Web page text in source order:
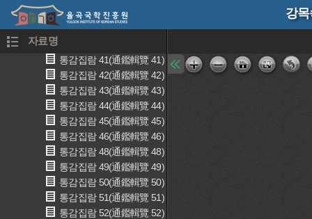
강
자료명
통감집람 38(通鑑輯覽 38)
통감집람 39(通鑑輯覽 39)
통감집람 41(通鑑輯覽 41)
통감집람 42(通鑑輯覽 42)
통감집람 43(通鑑輯覽 43)
통감집람 44(通鑑輯覽 44)
통감집람 45(通鑑輯覽 45)
통감집람 46(通鑑輯覽 46)
통감집람 48(通鑑輯覽 48)
통감집람 49(通鑑輯覽 49)
통감집람 50(通鑑輯覽 50)
통감집람 51(通鑑輯覽 51)
통감집람 52(通鑑輯覽 52)